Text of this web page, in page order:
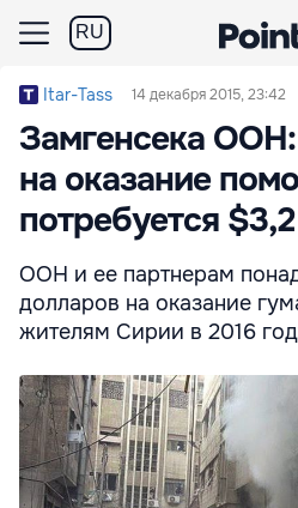
RU
Itar-Tass 14 декабря 2015, 23:42
Замгенсека ООН:
на оказание
потребуется
ООН и ее партнерам
долларов на оказание
жителям Сирии в 2016